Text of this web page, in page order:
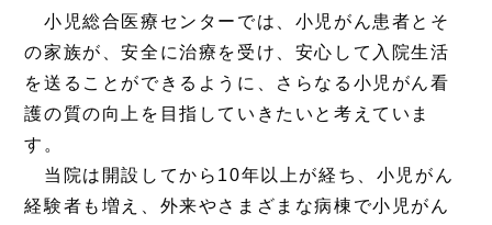
小児総合医療センターでは、小児がん患者とそ
の家族が、安全に治療を受け、安心して入院生活
を送ることができるように、さらなる小児がん看
護の質の向上を目指していきたいと考えていま
す。
当院は開設してから10年以上が経ち、小児がん
経験者も増え、外来やさまざまな病棟で小児がん